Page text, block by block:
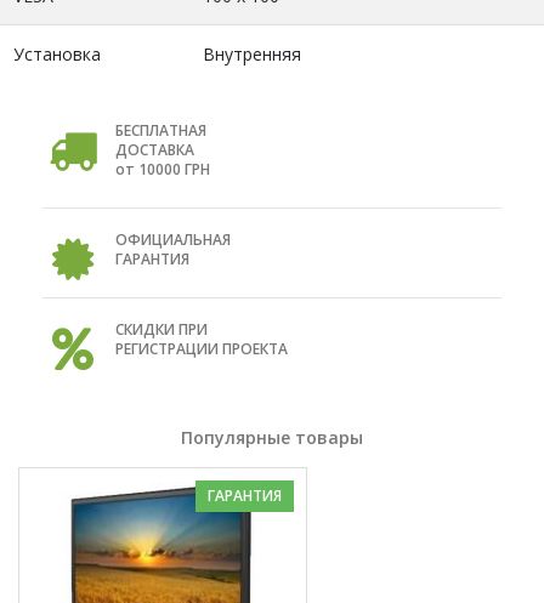
Установка Внутренняя
БЕСПЛАТНАЯ
ДОСТАВКА
от 10000 ГРН
ОФИЦИАЛЬНАЯ
ГАРАНТИЯ
СКИДКИ ПРИ
РЕГИСТРАЦИИ ПРОЕКТА
Популярные товары
ГАРАНТИЯ